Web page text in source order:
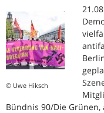
© Uwe Hiksch
Bündnis 90/Die